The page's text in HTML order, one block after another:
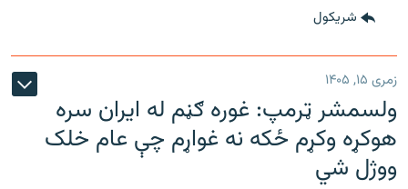
شريکول
زمری ۱۵, ۱۴۰۵
ولسمشر ټرمپ: غوره ګڼم له ایران سره
هوکړه وکړم ځکه نه غواړم چې عام خلک
ووژل شي